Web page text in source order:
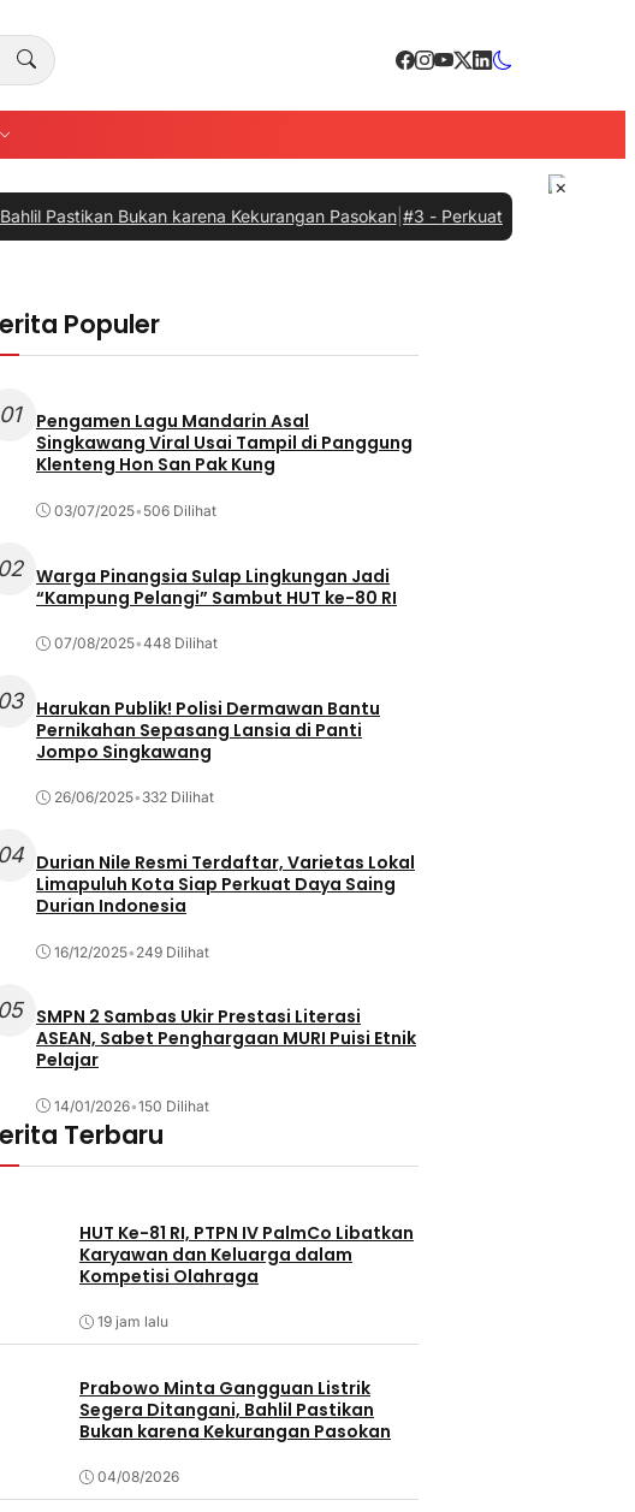
Bukan karena Kekurangan Pasokan|#3 -Perkuat Sinergi dengan Pemprov
Populer
01
Pengamen Lagu Mandarin Asal
Singkawang Viral Usai Tampil di Panggung
Klenteng Hon San Pak Kung
03/07/2025• 506 Dilihat
02 Warga Pinangsia Sulap Lingkungan Jadi
“Kampung Pelangi” Sambut HUT ke-80 RI
07/08/2025•448 Dilihat
03 Harukan Publik! Polisi Dermawan Bantu
Pernikahan Sepasang Lansia di Panti
Jompo Singkawang
26/06/2025• 332 Dilihat
04 Durian Nile Resmi Terdaftar, Varietas Lokal
Limapuluh Kota Siap Perkuat Daya Saing
Durian Indonesia
16/12/2025• 249 Dilihat
05 SMPN 2 Sambas Ukir Prestasi Literasi
ASEAN, Sabet Penghargaan MURI Puisi Etnik
Pelajar
14/01/2026•150 Dilihat
Terbaru
HUT Ke-81 RI, PTPN IV PalmCo Libatkan
Karyawan dan Keluarga dalam
Kompetisi Olahraga
19 jam lalu
Prabowo Minta Gangguan Listrik
Segera Ditangani, Bahlil Pastikan
Bukan karena Kekurangan Pasokan
04/08/2026
×